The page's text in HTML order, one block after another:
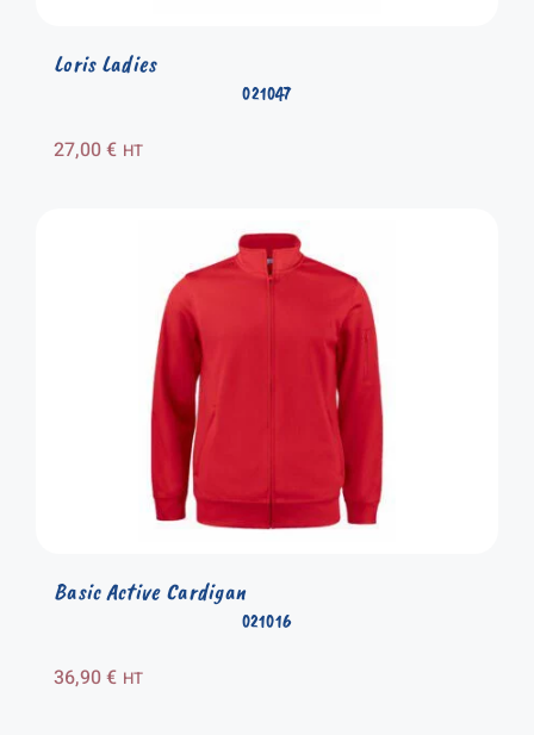
021047
Loris Ladies
27,00€ HT
021016
Basic Active Cardigan
36,90€ HT